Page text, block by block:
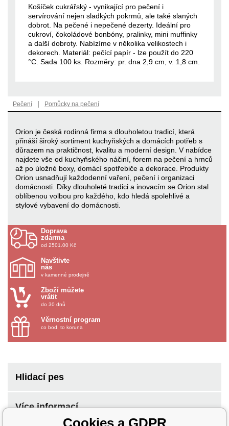
Košíček cukrářský - vynikající pro pečení i
servírování nejen sladkých pokrmů, ale také slaných
dobrot. Na pečené i nepečené dezerty. Ideální pro
cukroví, čokoládové bonbóny, pralinky, mini muffinky
a další dobroty. Nabízíme v několika velikostech i
dekorech. Materiál: pečící papír - lze použít do 220
°C. Sada 100 ks. Rozměry: pr. dna 2,9 cm, v. 1,8 cm.
Pečení | Pomůcky na pečení
Orion je česká rodinná firma s dlouholetou tradicí, která
přináší široký sortiment kuchyňských a domácích potřeb s
důrazem na praktičnost, kvalitu a moderní design. V nabídce
najdete vše od kuchyňského náčiní, forem na pečení a hrnců
až po úložné boxy, domácí spotřebiče a dekorace. Produkty
Orion usnadňují každodenní vaření, pečení i organizaci
domácnosti. Díky dlouholeté tradici a inovacím se Orion stal
oblíbenou volbou pro každého, kdo hledá spolehlivé a
stylové vybavení do domácnosti.
Doprava
zdarma
od 2501.00 Kč
Navštivte
nás
v kamenné prodejně
Zboží můžete
vrátit
do 30 dnů
Věrnostní program
co bod, to koruna
Hlidací pes
Více informací
Cookies a GDPR